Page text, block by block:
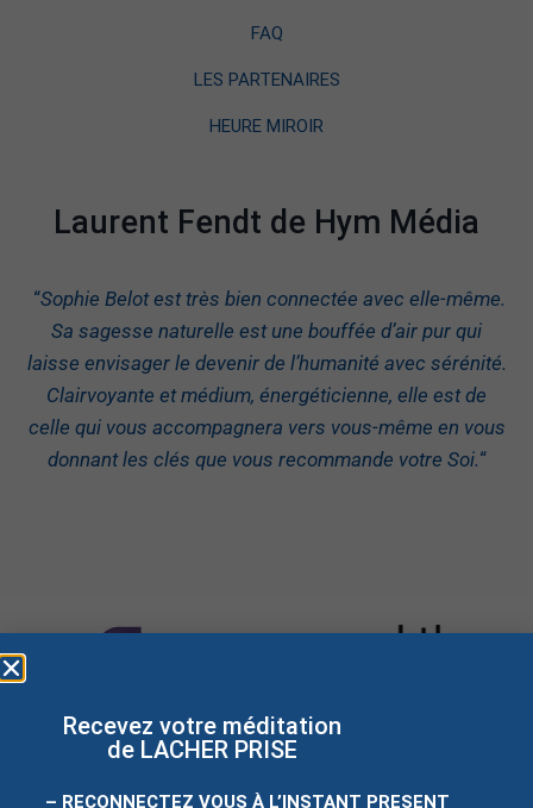
FAQ
LES PARTENAIRES
HEURE MIROIR
Laurent Fendt de Hym Média
“Sophie Belot est très bien connectée avec elle-même.
Sa sagesse naturelle est une bouffée d’air pur qui
laisse envisager le devenir de l’humanité avec sérénité.
Clairvoyante et médium, énergéticienne, elle est de
celle qui vous accompagnera vers vous-même en vous
donnant les clés que vous recommande votre Soi.“
Recevez votre méditation
de LACHER PRISE
– RECONNECTEZ VOUS À L’INSTANT PRESENT